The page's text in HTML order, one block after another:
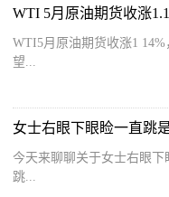
WTI 5月原油期货收涨
WTI5月原油期货收涨1
望...
今天来聊聊关于女士右眼
跳...